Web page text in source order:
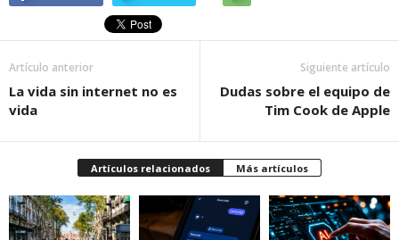
Artículo anterior
La vida sin internet no es
vida
Siguiente artículo
Dudas sobre el equipo de
Tim Cook de Apple
Artículos relacionados Más artículos